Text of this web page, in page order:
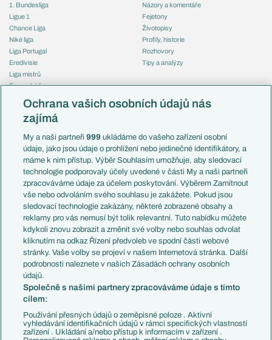
1. Bundesliga
Ligue 1
Chance Liga
Niké liga
Liga Portugal
Eredivisie
Liga mistrů
Evropská liga
Mistrovství světa
Liga národů
Témata
Představení týmů MS
EuroSkauting
PL v kostce
Evropské koeficienty
Přestupy
Přestupové spekulace
Zranění
Kluby
Arsenal FC
Chelsea FC
Manchester United
AC Milán
Juventus FC
Bayern Mnichov
FC Barcelona
Názory a komentáře
Fejetony
Životopisy
Profily, historie
Rozhovory
Tipy a analýzy
Česko
Francie
Itálie
Německo
Španělsko
Argentina
Brazílie
Přestupy
Zápasy
Livescore
Tipovací soutěž
Ochrana vašich osobních údajů nás
zajímá
My a naši partneři999 ukládáme do vašeho zařízení osobní
údaje, jako jsou údaje o prohlížení nebo jedinečné identifikátory, a
máme k nim přístup. Výběr Souhlasím umožňuje, aby sledovací
technologie podporovaly účely uvedené v části My a naši partneři
zpracováváme údaje za účelem poskytování. Výběrem Zamítnout
vše nebo odvoláním svého souhlasu je zakážete. Pokud jsou
sledovací technologie zakázány, některé zobrazené obsahy a
reklamy pro vás nemusí být tolik relevantní. Tuto nabídku můžete
kdykoli znovu zobrazit a změnit své volby nebo souhlas odvolat
kliknutím na odkaz Řízení předvoleb ve spodní části webové
stránky. Vaše volby se projeví v našem Internetová stránka. Další
podrobnosti naleznete v našich Zásadách ochrany osobních
údajů.
Společně s našimi partnery zpracováváme údaje s tímto
cílem:
Používání přesných údajů o zeměpisné poloze . Aktivní
vyhledávání identifikačních údajů v rámci specifických vlastností
zařízení . Ukládání a/nebo přístup k informacím v zařízení .